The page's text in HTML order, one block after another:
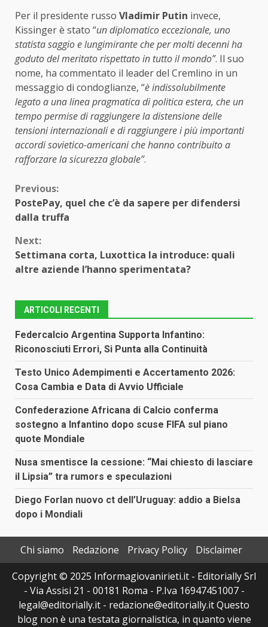
Per il presidente russo Vladimir Putin invece,
Kissinger è stato “un diplomatico eccezionale, uno
statista saggio e lungimirante che per molti decenni ha
goduto del meritato rispettato in tutto il mondo”. Il suo
nome, ha commentato il leader del Cremlino in un
messaggio di condoglianze, “è indissolubilmente
legato a una linea pragmatica di politica estera, che un
tempo permise di raggiungere la distensione delle
tensioni internazionali e di raggiungere i più importanti
accordi sovietico-americani che hanno contribuito a
rafforzare la sicurezza globale”.
Continue
Reading
Previous:
PostePay, quel che c’è da sapere per difendersi
dalla truffa
Next:
Settimana corta, Luxottica la introduce: quali
altre aziende l’hanno sperimentata?
ARTICOLI RECENTI
Federcalcio Argentina Supporta Infantino:
Riconosciuti Errori, Si Punta alla Continuità
Testo Unico Adempimenti e Accertamento 2026:
Cosa Cambia e Data di Avvio Ufficiale
Confederazione Africana di Calcio conferma
sostegno a Infantino dopo scuse FIFA sul piano
quote Mondiale
Nusa smentisce la cessione: “Mai chiesto di lasciare
il Lipsia” tra rumors e speculazioni
Diego Forlan nuovo ct dell’Uruguay: addio a Bielsa
dopo i Mondiali
Chi siamo Redazione Privacy Policy
Disclaimer
Copyright © 2025 Informagiovanirieti.it - Editorially Srl
- Via Assisi 21 - 00181 Roma - P.Iva 16947451007 -
legal@editorially.it - redazione@editorially.it Questo
blog non è una testata giornalistica, in quanto viene